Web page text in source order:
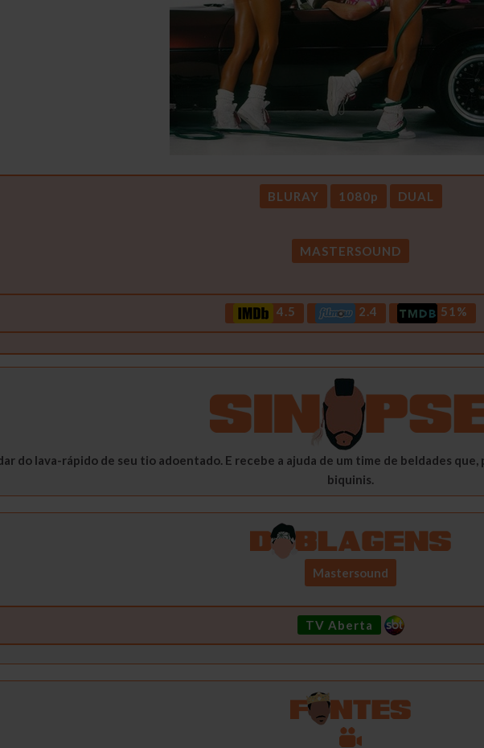
BLURAY 1080p DUAL
MASTERSOUND
4.5 2.4 51%
do lava-rápido de seu tio adoentado. E recebe a ajuda de um time de beldades
biquinis.
Mastersound
TV Aberta